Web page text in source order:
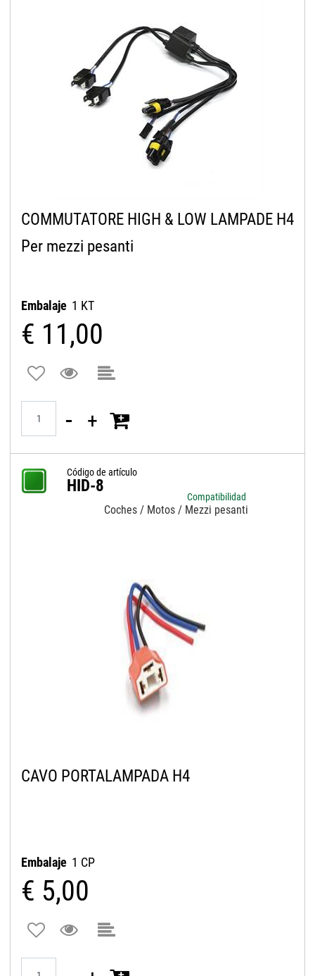
COMMUTATORE HIGH & LOW LAMPADE H4
Per mezzi pesanti
Embalaje 1 KT
€ 11,00
Código de artículo
HID-8
Compatibilidad
Coches / Motos / Mezzi pesanti
CAVO PORTALAMPADA H4
Embalaje 1 CP
€ 5,00